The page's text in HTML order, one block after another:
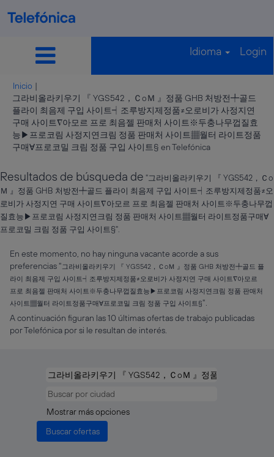
Idioma Login
Inicio |
그라비올라키우기 『 YGS542，ＣoＭ 』정품 GHB 처방전╇골드
플라이 최음제 구입 사이트┥조루방지제정품≠오로비가 사정지연
구매 사이트∇아모르 프로 최음젤 판매처 사이트※두충나무껍질효
능▶프로코림 사정지연크림 정품 판매처 사이트▦월터 라이트정품
구매∀프로코밀 크림 정품 구입 사이트§ en Telefónica(página
Resultados de búsqueda de "그라비올라키우기 『 YGS542，Ｃo
Ｍ 』정품 GHB 처방전╇골드 플라이 최음제 구입 사이트┥조루방지제정품≠오
로비가 사정지연 구매 사이트∇아모르 프로 최음젤 판매처 사이트※두충나무껍
질효능▶프로코림 사정지연크림 정품 판매처 사이트▦월터 라이트정품구매∀
프로코밀 크림 정품 구입 사이트§".
En este momento, no hay ninguna vacante acorde a sus
preferencias "그라비올라키우기 『 YGS542，ＣoＭ 』정품 GHB 처방전╇골드 플
라이 최음제 구입 사이트┥조루방지제정품≠오로비가 사정지연 구매 사이트∇아모르
프로 최음젤 판매처 사이트※두충나무껍질효능▶프로코림 사정지연크림 정품 판매처
사이트▦월터 라이트정품구매∀프로코밀 크림 정품 구입 사이트§".
A continuación figuran las 10 últimas ofertas de trabajo publicadas
por Telefónica por si le resultan de interés.
Mostrar más opciones